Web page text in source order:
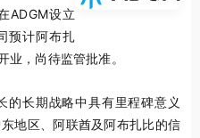
ADGM设立
预计阿布扎
业，尚待监管批准。
的长期战略中具有里程碑意义
地区、阿联酋及阿布扎比的信